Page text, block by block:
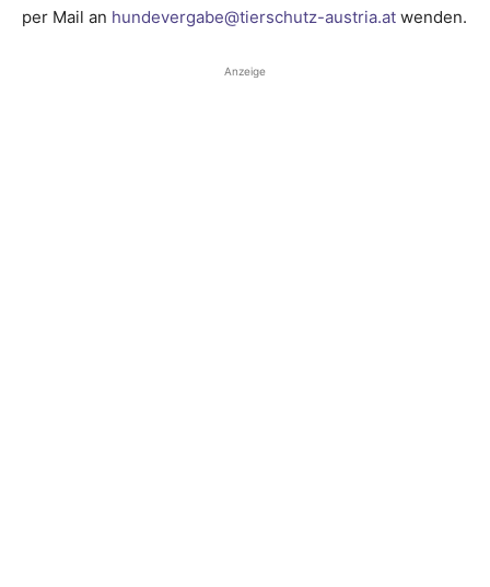
per Mail an hundevergabe@tierschutz-austria.at wenden.
Anzeige